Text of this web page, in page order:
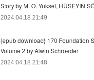
Story by M. O. Yuksel, HÜSEYIN
2024.04.18 21:49
{epub download} 170 Foundation
Volume 2 by Alwin Schroeder
2024.04.18 21:48